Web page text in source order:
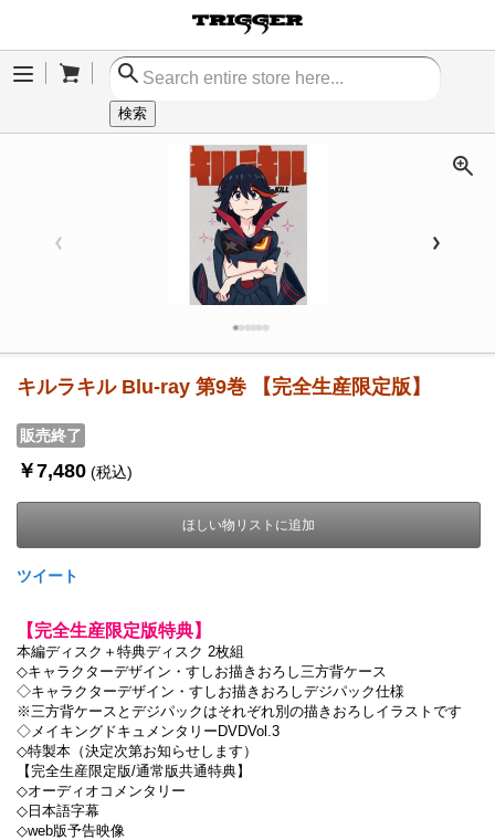
Menu
検索
キルラキル Blu-ray 第9巻 【完全生産限定版】
販売終了
￥7,480 (税込)
ほしい物リストに追加
ツイート
【完全生産限定版特典】
本編ディスク＋特典ディスク 2枚組
◇キャラクターデザイン・すしお描きおろし三方背ケース
◇キャラクターデザイン・すしお描きおろしデジパック仕様
※三方背ケースとデジパックはそれぞれ別の描きおろしイラストです
◇メイキングドキュメンタリーDVDVol.3
◇特製本（決定次第お知らせします）
【完全生産限定版/通常版共通特典】
◇オーディオコメンタリー
◇日本語字幕
◇web版予告映像